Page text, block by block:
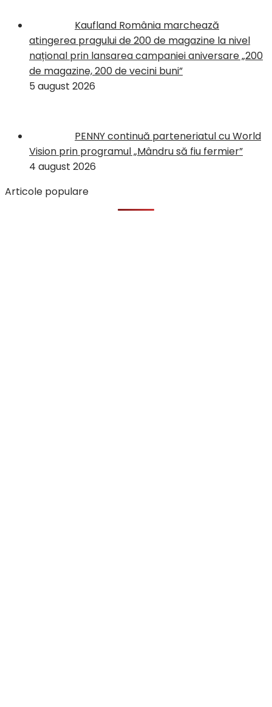
Kaufland România marchează
atingerea pragului de 200 de magazine la nivel
național prin lansarea campaniei aniversare „200
de magazine, 200 de vecini buni”
5 august 2026
PENNY continuă parteneriatul cu World
Vision prin programul „Mândru să fiu fermier”
4 august 2026
Articole populare